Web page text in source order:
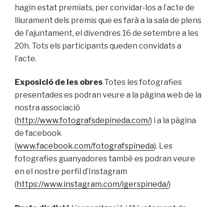
hagin estat premiats, per convidar-los a l’acte de
lliurament dels premis que es farà a la sala de plens
de l’ajuntament, el divendres 16 de setembre a les
20h. Tots els participants queden convidats a
l’acte.
Exposició de les obres Totes les fotografies
presentades es podran veure a la pàgina web de la
nostra associació
(http://www.fotografsdepineda.com/) i a la pàgina
de facebook
(www.facebook.com/fotografspineda). Les
fotografies guanyadores també es podran veure
en el nostre perfil d’Instagram
(https://www.instagram.com/igerspineda/)